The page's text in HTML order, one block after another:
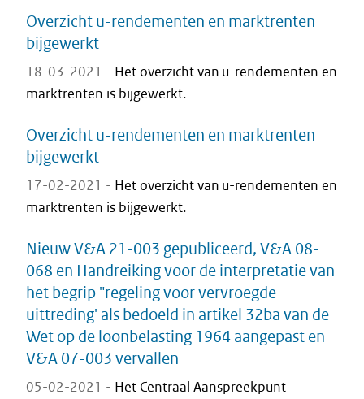
Overzicht u-rendementen en marktrenten
bijgewerkt
18-03-2021 - Het overzicht van u-rendementen en
marktrenten is bijgewerkt.
Overzicht u-rendementen en marktrenten
bijgewerkt
17-02-2021 - Het overzicht van u-rendementen en
marktrenten is bijgewerkt.
Nieuw V&A 21-003 gepubliceerd, V&A 08-
068 en Handreiking voor de interpretatie van
het begrip "regeling voor vervroegde
uittreding' als bedoeld in artikel 32ba van de
Wet op de loonbelasting 1964 aangepast en
V&A 07-003 vervallen
05-02-2021 - Het Centraal Aanspreekpunt